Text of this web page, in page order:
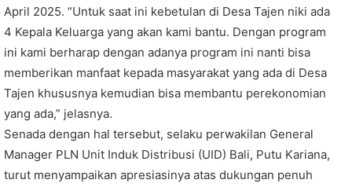
April 2025. “Untuk saat ini kebetulan di Desa Tajen niki ada
4 Kepala Keluarga yang akan kami bantu. Dengan program
ini kami berharap dengan adanya program ini nanti bisa
memberikan manfaat kepada masyarakat yang ada di Desa
Tajen khususnya kemudian bisa membantu perekonomian
yang ada,” jelasnya.
Senada dengan hal tersebut, selaku perwakilan General
Manager PLN Unit Induk Distribusi (UID) Bali, Putu Kariana,
turut menyampaikan apresiasinya atas dukungan penuh